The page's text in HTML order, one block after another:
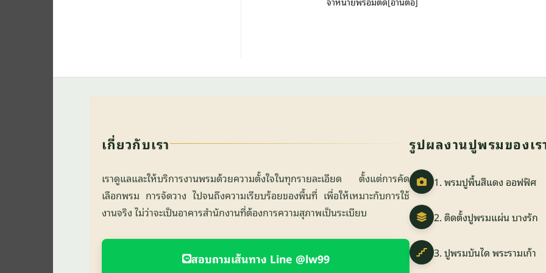
เกี่ยวกับเรา
เราดูแลและให้บริการงานพรมด้วยความตั้งใจในทุกรายละเอียด ตั้งแต่การคัด
เลือกพรม การจัดวาง ไปจนถึงความเรียบร้อยของพื้นที่ เพื่อให้เหมาะกับการใช้
งานจริง ไม่ว่าจะเป็นอาคารสำนักงานที่ต้องการความสุภาพเป็นระเบียบ
สอบถามเส้นทาง Line @lw99
รูปผลงานปูพรมของเร
1. พรมปูพื้นสีแดง ออฟฟิศ
2. ติดตั้งปูพรมแผ่น บางรัก
3. ปูพรมบันได พระรามเก้า